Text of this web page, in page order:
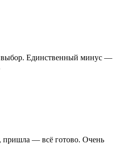
Единственный минус —
пришла — всё готово. Очень